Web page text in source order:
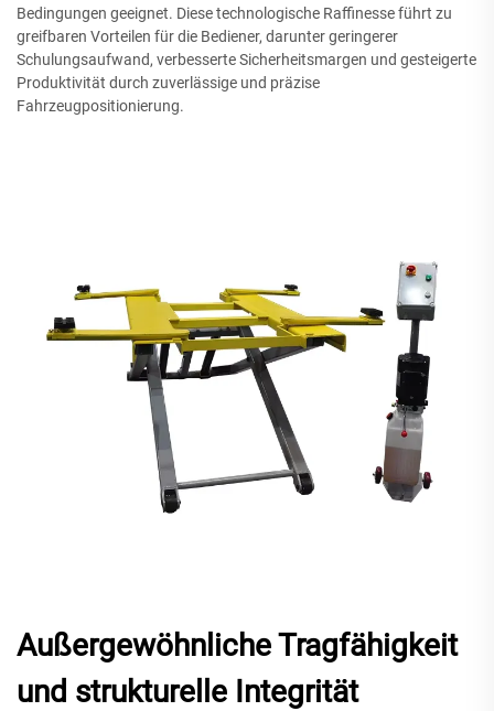
Bedingungen geeignet. Diese technologische Raffinesse führt zu
greifbaren Vorteilen für die Bediener, darunter geringerer
Schulungsaufwand, verbesserte Sicherheitsmargen und gesteigerte
Produktivität durch zuverlässige und präzise
Fahrzeugpositionierung.
Außergewöhnliche Tragfähigkeit
und strukturelle Integrität